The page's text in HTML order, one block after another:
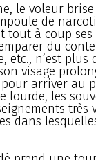
le voleur
de
à coup ses
du
etc., n’est plus
visage
pour arriver au
lourde, les
très
dans